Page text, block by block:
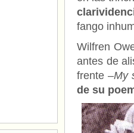
fango
Wilfren
antes de
frente –My
de su